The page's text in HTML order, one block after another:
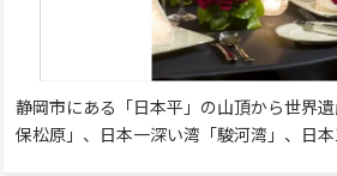
静岡市にある「日本平」の山頂から世界
保松原」、日本一深い湾「駿河湾」、日